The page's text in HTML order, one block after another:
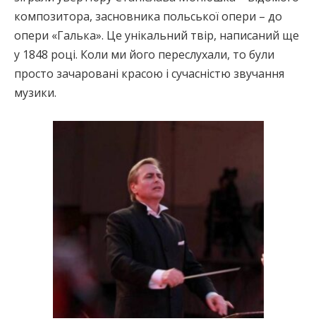
композитора, засновника польської опери – до
опери «Галька». Це унікальний твір, написаний ще
у 1848 році. Коли ми його переслухали, то були
просто зачаровані красою і сучасністю звучання
музики.